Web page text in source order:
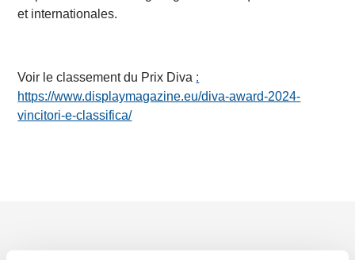
et internationales.
Voir le classement du Prix Diva :
https://www.displaymagazine.eu/diva-award-2024-
vincitori-e-classifica/